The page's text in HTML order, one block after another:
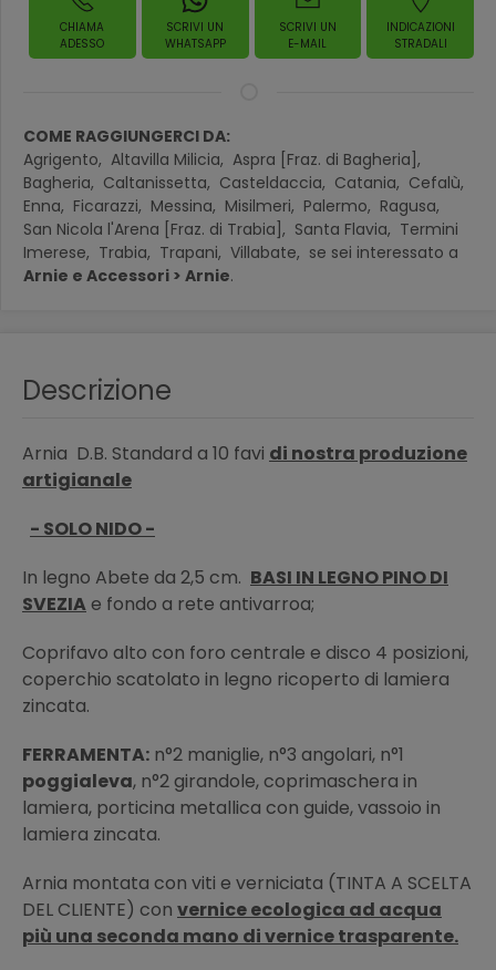
CHIAMA
ADESSO
SCRIVI UN
WHATSAPP
SCRIVI UN
E-MAIL
INDICAZIONI
STRADALI
COME RAGGIUNGERCI DA:
Agrigento, Altavilla Milicia, Aspra [Fraz. di Bagheria],
Bagheria, Caltanissetta, Casteldaccia, Catania, Cefalù,
Enna, Ficarazzi, Messina, Misilmeri, Palermo, Ragusa,
San Nicola l'Arena [Fraz. di Trabia], Santa Flavia, Termini
Imerese, Trabia, Trapani, Villabate, se sei interessato a
Arnie e Accessori > Arnie.
Descrizione
Arnia D.B. Standard a 10 favi di nostra produzione
artigianale
- SOLO NIDO -
In legno Abete da 2,5 cm. BASI IN LEGNO PINO DI
SVEZIAe fondo a rete antivarroa;
Coprifavo alto con foro centrale e disco 4 posizioni,
coperchio scatolato in legno ricoperto di lamiera
zincata.
FERRAMENTA: n°2 maniglie, n°3 angolari, n°1
poggialeva, n°2 girandole, coprimaschera in
lamiera, porticina metallica con guide, vassoio in
lamiera zincata.
Arnia montata con viti e verniciata (TINTA A SCELTA
DEL CLIENTE) con vernice ecologica ad acqua
più una seconda mano di vernice trasparente.